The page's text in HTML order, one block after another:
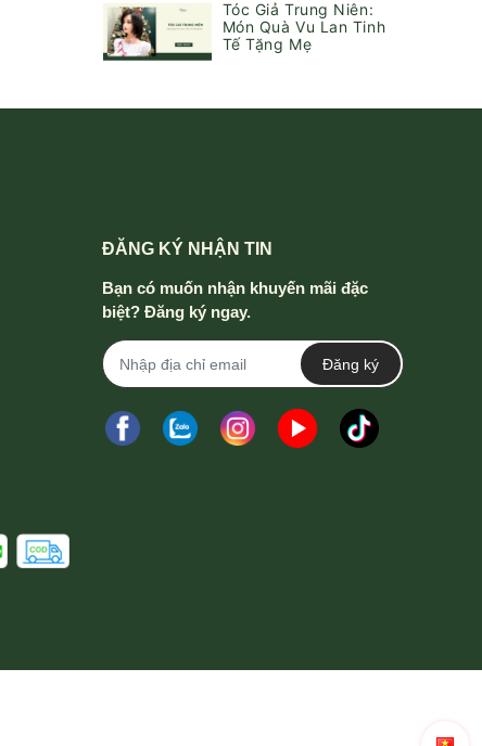
Tóc Giả Trung Niên:
Món Quà Vu Lan Tinh
Tế Tặng Mẹ
ĐĂNG KÝ NHẬN TIN
Bạn có muốn nhận khuyến mãi đặc
biệt? Đăng ký ngay.
Đăng ký